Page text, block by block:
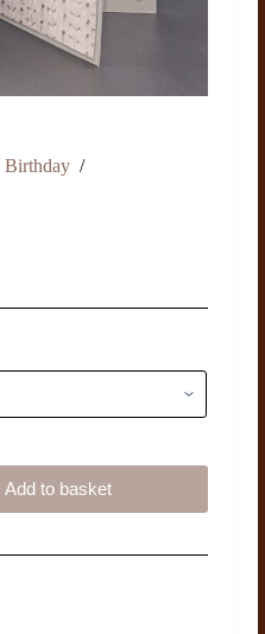
Birthday /
Add to basket